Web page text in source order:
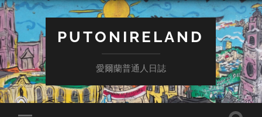
PUTONIRELAND
愛爾蘭普通人日誌